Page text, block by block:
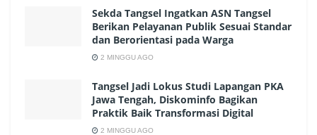
Sekda Tangsel Ingatkan ASN Tangsel
Berikan Pelayanan Publik Sesuai Standar
dan Berorientasi pada Warga
2 MINGGU AGO
Tangsel Jadi Lokus Studi Lapangan PKA
Jawa Tengah, Diskominfo Bagikan
Praktik Baik Transformasi Digital
2 MINGGU AGO